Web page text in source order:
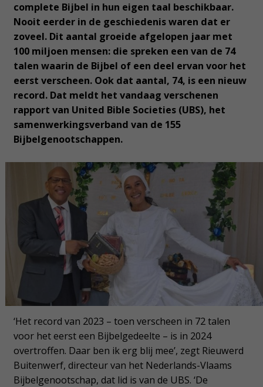
complete Bijbel in hun eigen taal beschikbaar.
Nooit eerder in de geschiedenis waren dat er
zoveel. Dit aantal groeide afgelopen jaar met
100 miljoen mensen: die spreken een van de 74
talen waarin de Bijbel of een deel ervan voor het
eerst verscheen. Ook dat aantal, 74, is een nieuw
record. Dat meldt het vandaag verschenen
rapport van United Bible Societies (UBS), het
samenwerkingsverband van de 155
Bijbelgenootschappen.
‘Het record van 2023 – toen verscheen in 72 talen
voor het eerst een Bijbelgedeelte – is in 2024
overtroffen. Daar ben ik erg blij mee’, zegt Rieuwerd
Buitenwerf, directeur van het Nederlands-Vlaams
Bijbelgenootschap, dat lid is van de UBS. ‘De